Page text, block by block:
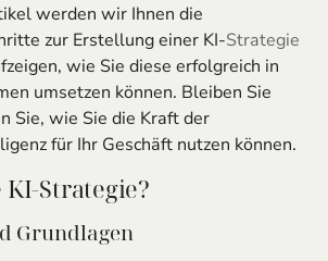
werden wir Ihnen die
zur Erstellung einer KI-Strategie
wie Sie diese erfolgreich in
umsetzen können. Bleiben Sie
Sie, wie Sie die Kraft der
für Ihr Geschäft nutzen können.
Strategie?
Grundlagen